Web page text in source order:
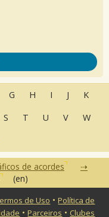
G H I J
K
S T U V
W
de acordes
(en)
de Uso •Política de
•Parceiros • Clubes